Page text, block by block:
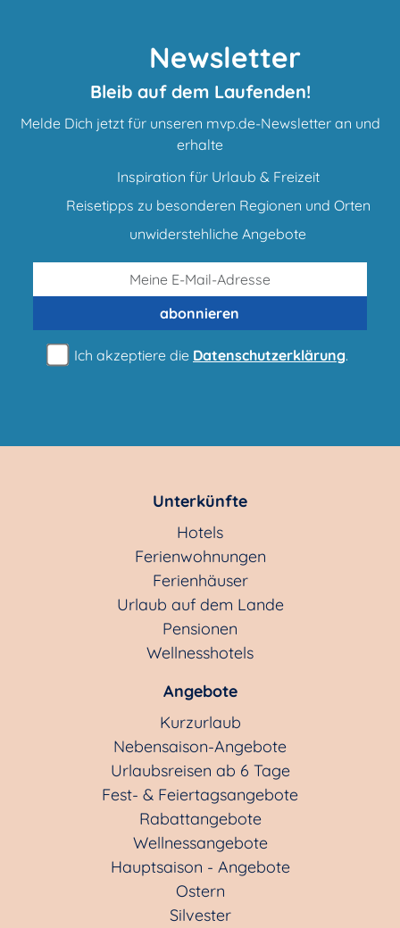
Newsletter
Bleib auf dem Laufenden!
Melde Dich jetzt für unseren mvp.de-Newsletter an und
erhalte
Inspiration für Urlaub & Freizeit
Reisetipps zu besonderen Regionen und Orten
unwiderstehliche Angebote
abonnieren
Ich akzeptiere die Datenschutzerklärung.
Unterkünfte
Hotels
Ferienwohnungen
Ferienhäuser
Urlaub auf dem Lande
Pensionen
Wellnesshotels
Angebote
Kurzurlaub
Nebensaison-Angebote
Urlaubsreisen ab 6 Tage
Fest- & Feiertagsangebote
Rabattangebote
Wellnessangebote
Hauptsaison - Angebote
Ostern
Silvester